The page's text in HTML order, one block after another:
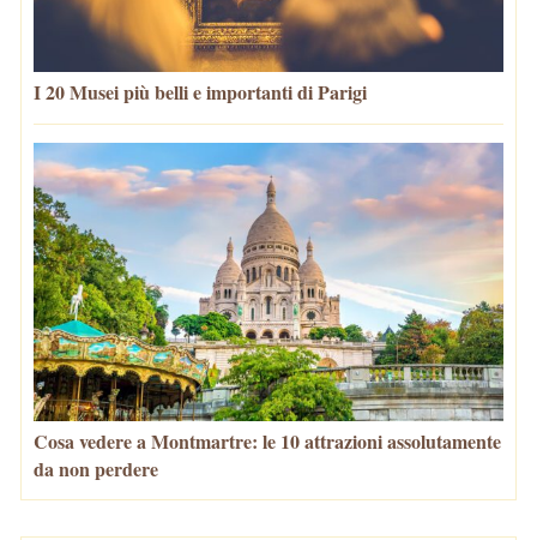
I 20 Musei più belli e importanti di Parigi
Cosa vedere a Montmartre: le 10 attrazioni assolutamente
da non perdere